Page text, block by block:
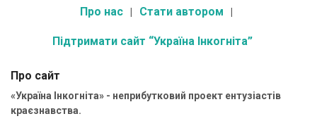
Про нас Стати автором
Підтримати сайт “Україна Інкогніта”
Про сайт
«Україна Інкогніта» - неприбутковий проект ентузіастів
краєзнавства.